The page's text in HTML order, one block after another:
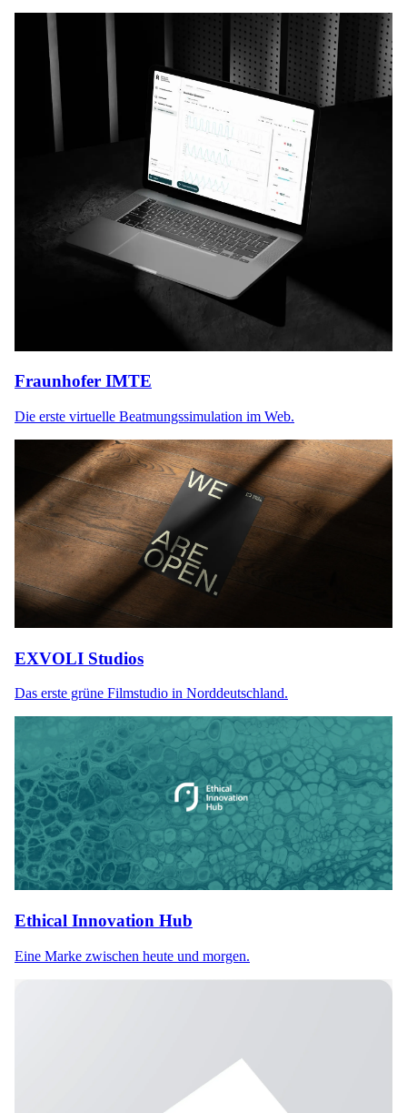
Fraunhofer IMTE
Die erste virtuelle Beatmungssimulation im Web.
EXVOLI Studios
Das erste grüne Filmstudio in Norddeutschland.
Ethical Innovation Hub
Eine Marke zwischen heute und morgen.